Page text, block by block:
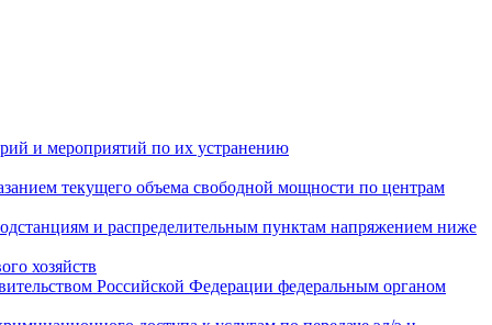
и мероприятий по их устранению
текущего объема свободной мощности по центрам
и распределительным пунктам напряжением ниже
хозяйств
Российской Федерации федеральным органом